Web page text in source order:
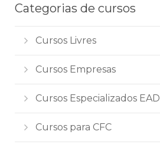
Categorias de cursos
Cursos Livres
Cursos Empresas
Cursos Especializados EAD
Cursos para CFC